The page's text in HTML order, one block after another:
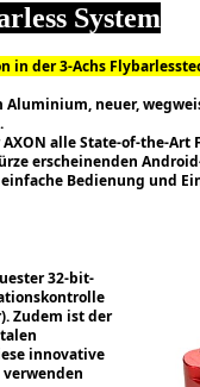
System
in der 3-Achs
neuer,
alle State-of-the-Art
erscheinenden
Bedienung und
32-bit-
Zudem ist der
innovative